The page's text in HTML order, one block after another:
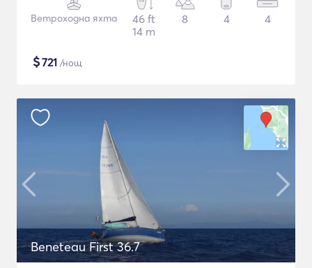
Ветроходна яхта
46 ft
14 m
8 4 4
$721 /нощ
Beneteau First 36.7